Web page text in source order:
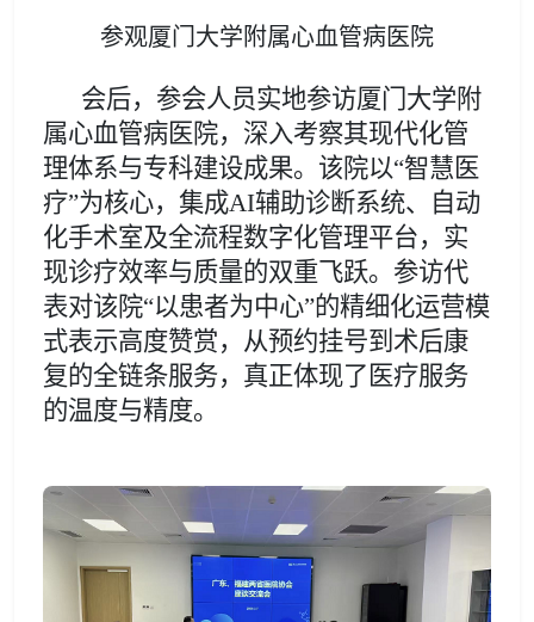
参观厦门大学附属心血管病医院
会后，参会人员实地参访厦门大学附
属心血管病医院，深入考察其现代化管
理体系与专科建设成果。该院以“智慧医
疗”为核心，集成AI辅助诊断系统、自动
化手术室及全流程数字化管理平台，实
现诊疗效率与质量的双重飞跃。参访代
表对该院“以患者为中心”的精细化运营模
式表示高度赞赏， 从预约挂号到术后康
复的全链条服务，真正体现了医疗服务
的温度与精度。